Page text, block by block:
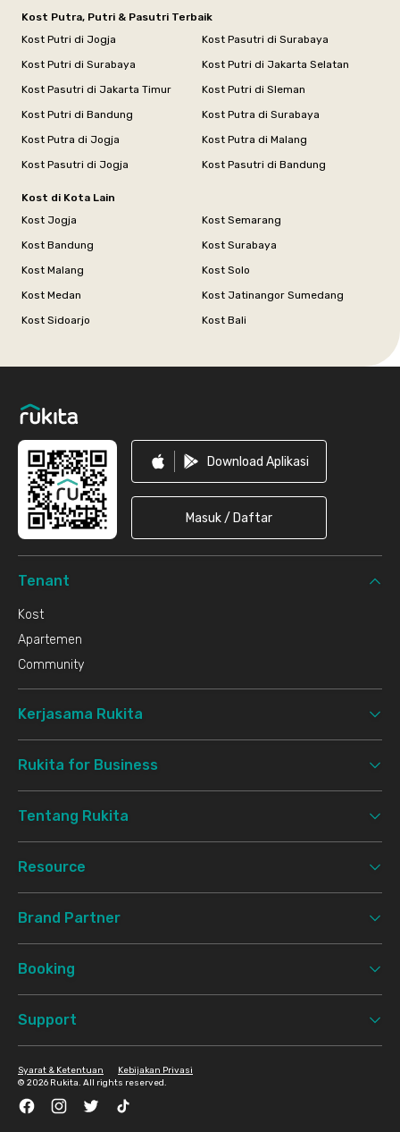
Kost Putra, Putri & Pasutri Terbaik
Kost Putri di Jogja
Kost Pasutri di Surabaya
Kost Putri di Surabaya
Kost Putri di Jakarta Selatan
Kost Pasutri di Jakarta Timur
Kost Putri di Sleman
Kost Putri di Bandung
Kost Putra di Surabaya
Kost Putra di Jogja
Kost Putra di Malang
Kost Pasutri di Jogja
Kost Pasutri di Bandung
Kost di Kota Lain
Kost Jogja
Kost Semarang
Kost Bandung
Kost Surabaya
Kost Malang
Kost Solo
Kost Medan
Kost Jatinangor Sumedang
Kost Sidoarjo
Kost Bali
Download Aplikasi
Masuk / Daftar
Tenant
Kost
Apartemen
Community
Kerjasama Rukita
Rukita for Business
Tentang Rukita
Resource
Brand Partner
Booking
Support
© 2026 Rukita. All rights reserved.
Syarat & Ketentuan Kebijakan Privasi
FacebookInstagramTwitter TikTok